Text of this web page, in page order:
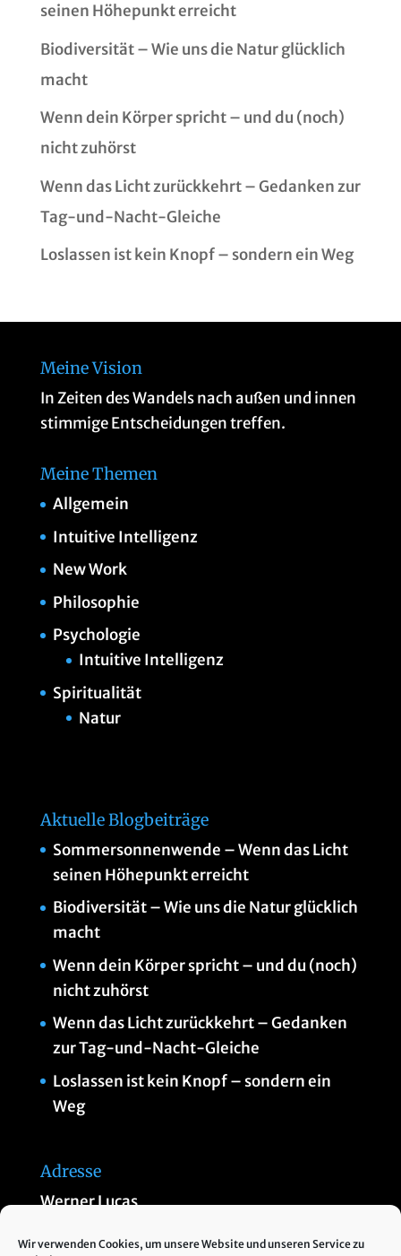
Wir verwenden Cookies, um unsere Website und unseren Service zu
seinen Höhepunkt erreicht
Biodiversität – Wie uns die Natur glücklich
macht
Wenn dein Körper spricht – und du (noch)
nicht zuhörst
Wenn das Licht zurückkehrt – Gedanken zur
Tag-und-Nacht-Gleiche
Loslassen ist kein Knopf – sondern ein Weg
Meine Vision
In Zeiten des Wandels nach außen und innen
stimmige Entscheidungen treffen.
Meine Themen
Allgemein
Intuitive Intelligenz
New Work
Philosophie
Psychologie
Intuitive Intelligenz
Spiritualität
Natur
Aktuelle Blogbeiträge
Sommersonnenwende – Wenn das Licht
seinen Höhepunkt erreicht
Biodiversität – Wie uns die Natur glücklich
macht
Wenn dein Körper spricht – und du (noch)
nicht zuhörst
Wenn das Licht zurückkehrt – Gedanken
zur Tag-und-Nacht-Gleiche
Loslassen ist kein Knopf – sondern ein
Weg
Adresse
Werner Lucas
83313 Siegsdorf